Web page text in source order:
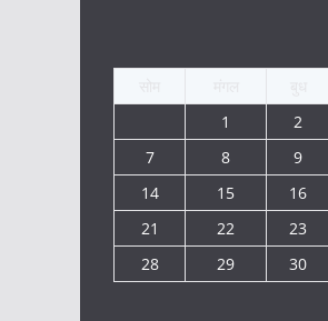
1
2
7
8 9
14
15 16
21
22 23
28
29 30